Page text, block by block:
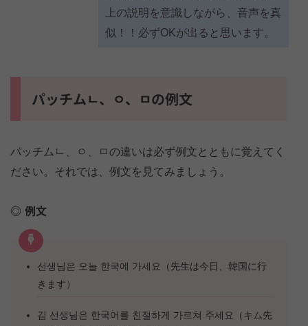
上の説明を意識しながら、音声を真
似！！必ずOKが出ると思います。
パッチムㄴ、ㅇ、ㅁの例文
パッチムㄴ、ㅇ、ㅁの違いは必ず例文とともに覚えてく
ださい。それでは、例文を見てみましょう。
例文
선생님은 오늘 한국에 가세요（先生は今日、韓国に行
きます）
김 선생님은 한국어를 친절하게 가르쳐 주세요（キム先